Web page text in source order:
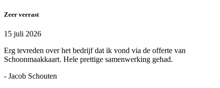
Zeer verrast
15 juli 2026
Erg tevreden over het bedrijf dat ik vond via de offerte van
Schoonmaakkaart. Hele prettige samenwerking gehad.
- Jacob Schouten